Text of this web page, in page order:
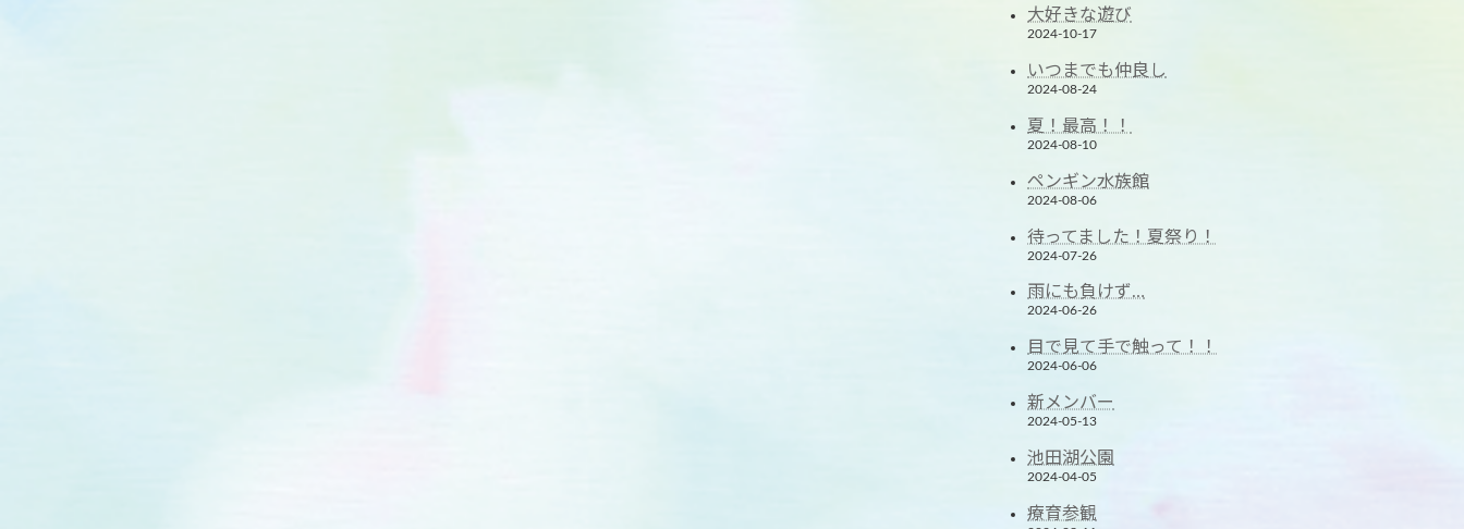
大好きな遊び
2024-10-17
いつまでも仲良し
2024-08-24
夏！最高！！
2024-08-10
ペンギン水族館
2024-08-06
待ってました！夏祭り！
2024-07-26
雨にも負けず…
2024-06-26
目で見て手で触って！！
2024-06-06
新メンバー
2024-05-13
池田湖公園
2024-04-05
療育参観